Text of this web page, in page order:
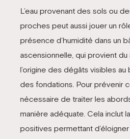
L’eau provenant des sols ou
proches peut aussi jouer un
présence d’humidité dans un
ascensionnelle, qui provient du
l’origine des dégâts visibles au
des fondations. Pour prévenir
nécessaire de traiter les
manière adéquate. Cela inclut
positives permettant d’éloigner